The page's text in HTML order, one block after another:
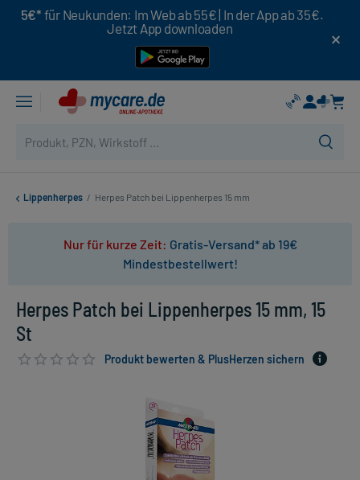
5€* für Neukunden: Im Web ab 55€ | In der App ab 35€.
Jetzt App downloaden
Lippenherpes / Herpes Patch bei Lippenherpes 15 mm
Nur für kurze Zeit: Gratis-Versand* ab 19€
Mindestbestellwert!
Herpes Patch bei Lippenherpes 15 mm, 15
St
Produkt bewerten & PlusHerzen sichern